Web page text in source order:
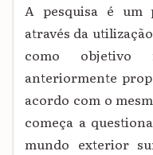
A pesquisa é um
através da
como objetivo
anteriormente
acordo com o
começa a
mundo exterior